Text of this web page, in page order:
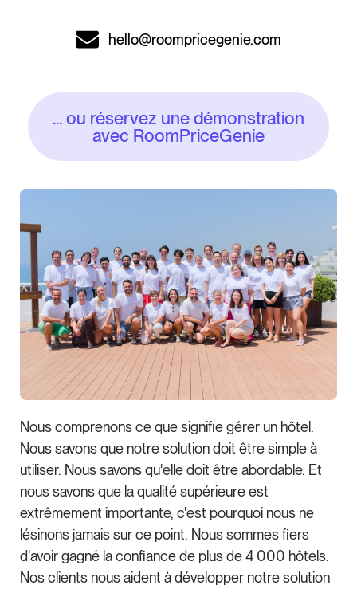
hello@roompricegenie.com
... ou réservez une démonstration
avec RoomPriceGenie
Nous comprenons ce que signifie gérer un hôtel.
Nous savons que notre solution doit être simple à
utiliser. Nous savons qu'elle doit être abordable. Et
nous savons que la qualité supérieure est
extrêmement importante, c'est pourquoi nous ne
lésinons jamais sur ce point. Nous sommes fiers
d'avoir gagné la confiance de plus de 4 000 hôtels.
Nos clients nous aident à développer notre solution